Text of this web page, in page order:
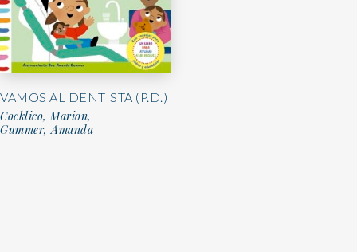
VAMOS AL DENTISTA (P.D.)
Cocklico, Marion,
Gummer, Amanda